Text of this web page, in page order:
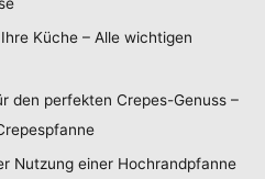
Küche – Alle wichtigen
den perfekten Crepes-Genuss –
Nutzung einer Hochrandpfanne